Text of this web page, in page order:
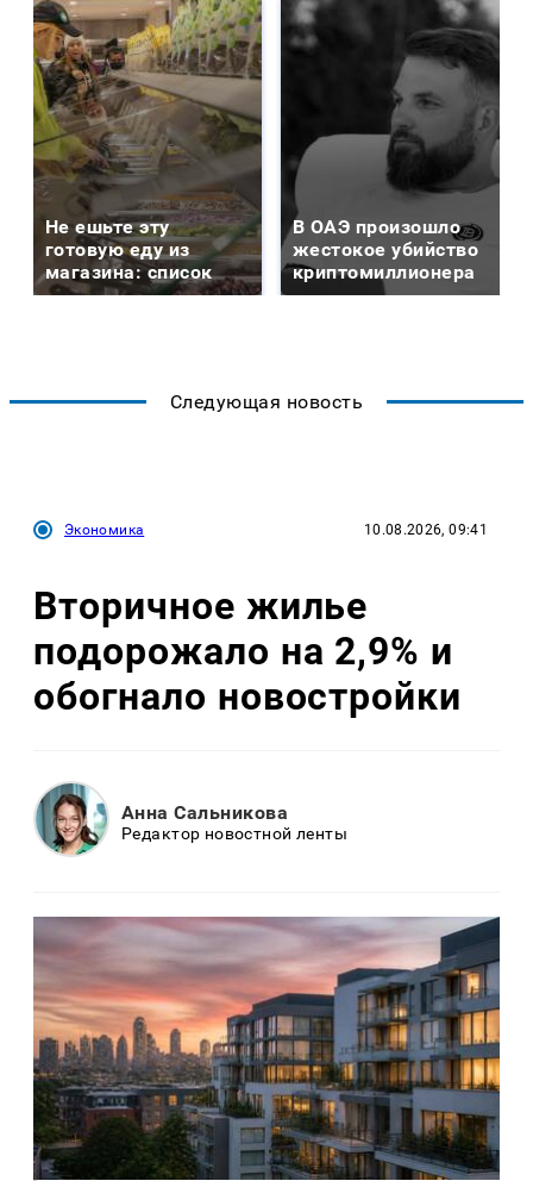
Не ешьте эту
готовую еду из
магазина: список
В ОАЭ произошло
жестокое убийство
криптомиллионера
Следующая новость
Экономика 10.08.2026, 09:41
Вторичное жилье
подорожало на 2,9% и
обогнало новостройки
Анна Сальникова
Редактор новостной ленты